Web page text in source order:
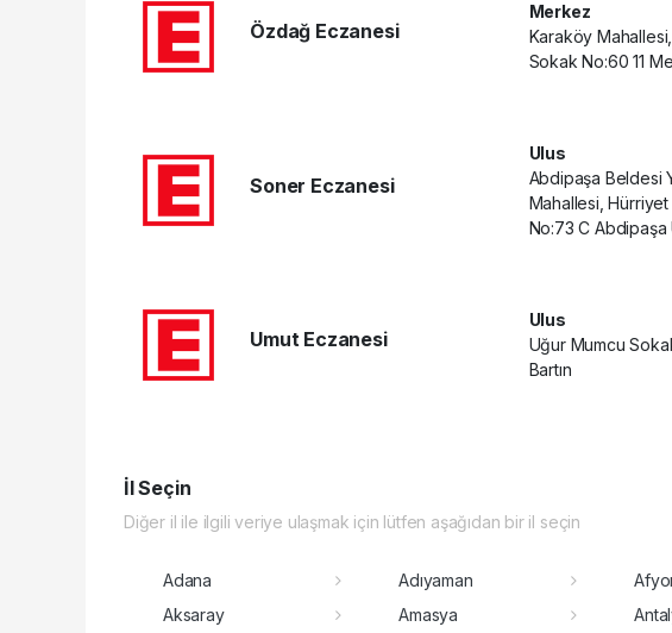
Özdağ Eczanesi
Merkez
Karaköy
Sokak No:60 11
Soner Eczanesi
Ulus
Abdipaşa Beldesi
Mahallesi, Hürriyet
No:73 C Abdipaşa
Umut Eczanesi
Ulus
Uğur Mumcu
Bartın
İl Seçin
Diğer il ile ilgili veriye ulaşmak için lütfen aşağıdan bir il seçin
Adana Adıyaman
Aksaray
Amasya